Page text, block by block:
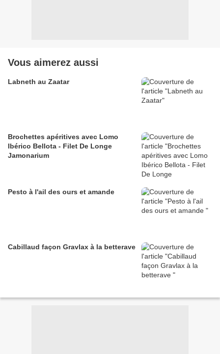
Vous aimerez aussi
Labneth au Zaatar
Brochettes apéritives avec Lomo
Ibérico Bellota - Filet De Longe
Jamonarium
Pesto à l'ail des ours et amande
Cabillaud façon Gravlax à la betterave